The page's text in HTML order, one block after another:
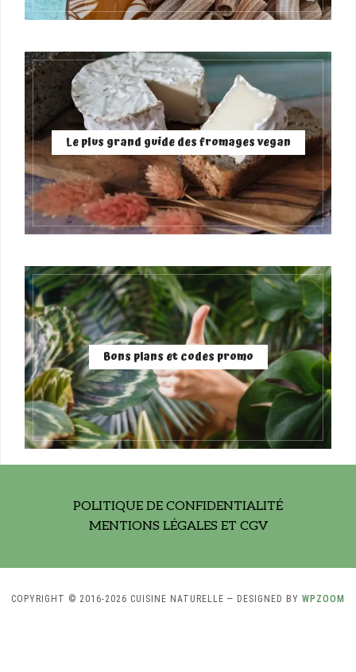
Le plus grand guide des fromages vegan
Bons plans et codes promo
POLITIQUE DE CONFIDENTIALITÉ
MENTIONS LÉGALES ET CGV
COPYRIGHT © 2016-2026 CUISINE NATURELLE — DESIGNED BY WPZOOM